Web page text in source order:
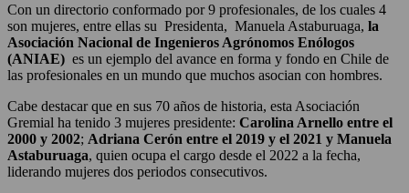
Con un directorio conformado por 9 profesionales, de los cuales 4
son mujeres, entre ellas su Presidenta, Manuela Astaburuaga, la
Asociación Nacional de Ingenieros Agrónomos Enólogos
(ANIAE) es un ejemplo del avance en forma y fondo en Chile de
las profesionales en un mundo que muchos asocian con hombres.
Cabe destacar que en sus 70 años de historia, esta Asociación
Gremial ha tenido 3 mujeres presidente: Carolina Arnello entre el
2000 y 2002; Adriana Cerón entre el 2019 y el 2021 y Manuela
Astaburuaga, quien ocupa el cargo desde el 2022 a la fecha,
liderando mujeres dos periodos consecutivos.